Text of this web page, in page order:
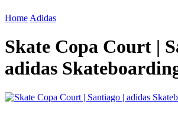
Home Adidas
Skate Copa Court |
adidas